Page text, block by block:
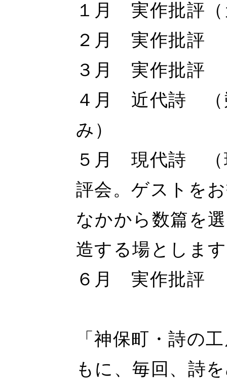
１月 実作批評
２月 実作批評
３月 実作批評
４月 近代詩 （
み）
５月 現代詩 （
評会。ゲストを
なかから数篇を
造する場としま
６月 実作批評
「神保町・詩の
もに、毎回、詩